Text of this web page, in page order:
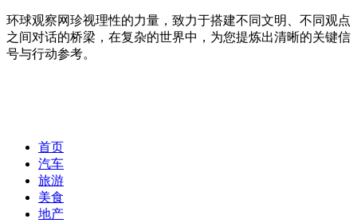
环球观察网珍视理性的力量，致力于搭建不同文明、不同观点
之间对话的桥梁，在复杂的世界中，为您提炼出清晰的关键信
号与行动参考。
首页
汽车
旅游
美食
地产